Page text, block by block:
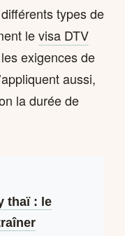
types de
levisa DTV
exigences de
aussi,
la durée de
thaï : le